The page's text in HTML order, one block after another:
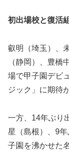
初出場校と復活
叡明（埼玉）、
（静岡）、豊橋
場で甲子園デビ
ジック」に期待
一方、14年ぶり
星（島根）、9
子園を沸かせた